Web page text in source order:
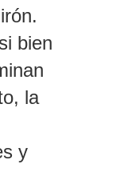
bien
la
y